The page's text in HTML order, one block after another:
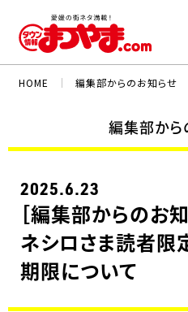
HOME ｜ 編集部からのお知らせ
編集部から
2025.6.23
［編集部からのお
ネシロさま読者限
期限について